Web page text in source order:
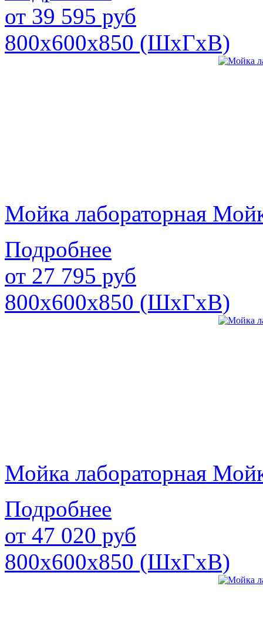
от 39 595 руб
800х600х850 (ШхГхВ)
Мойка лабораторная
Подробнее
от 27 795 руб
800х600х850 (ШхГхВ)
Мойка лабораторная
Подробнее
от 47 020 руб
800х600х850 (ШхГхВ)